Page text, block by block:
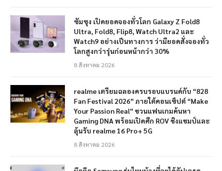
ซัมซุง เปิดยอดจองทั่วโลก Galaxy Z Fold8
Ultra, Fold8, Flip8, Watch Ultra2 และ
Watch9 อย่างเป็นทางการ ว่ามียอดสั่งจองทั่ว
โลกสูงกว่ารุ่นก่อนหน้ากว่า 30%
8 สิงหาคม 2026
realme เตรียมฉลองครบรอบแบรนด์กับ “828
Fan Festival 2026” ภายใต้คอนเซ็ปต์ “Make
Your Passion Real” ชวนแฟนเกมค้นหา
Gaming DNA พร้อมเปิดศึก ROV ชิงแชมป์และ
ลุ้นรับ realme 16 Pro+ 5G
8 สิงหาคม 2026